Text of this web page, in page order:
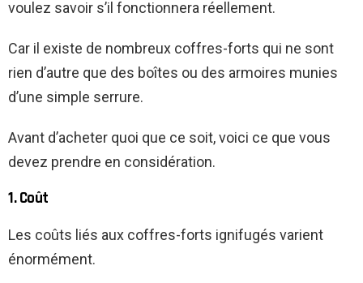
voulez savoir s’il fonctionnera réellement.
Car il existe de nombreux coffres-forts qui ne sont
rien d’autre que des boîtes ou des armoires munies
d’une simple serrure.
Avant d’acheter quoi que ce soit, voici ce que vous
devez prendre en considération.
1. Coût
Les coûts liés aux coffres-forts ignifugés varient
énormément.